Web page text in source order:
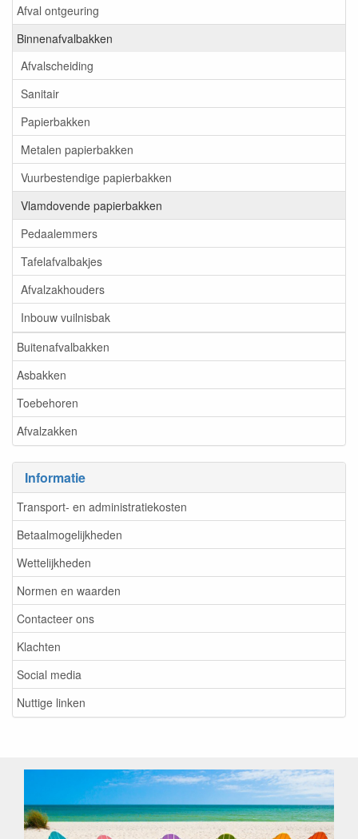
Afval ontgeuring
Binnenafvalbakken
Afvalscheiding
Sanitair
Papierbakken
Metalen papierbakken
Vuurbestendige papierbakken
Vlamdovende papierbakken
Pedaalemmers
Tafelafvalbakjes
Afvalzakhouders
Inbouw vuilnisbak
Buitenafvalbakken
Asbakken
Toebehoren
Afvalzakken
Informatie
Transport- en administratiekosten
Betaalmogelijkheden
Wettelijkheden
Normen en waarden
Contacteer ons
Klachten
Social media
Nuttige linken